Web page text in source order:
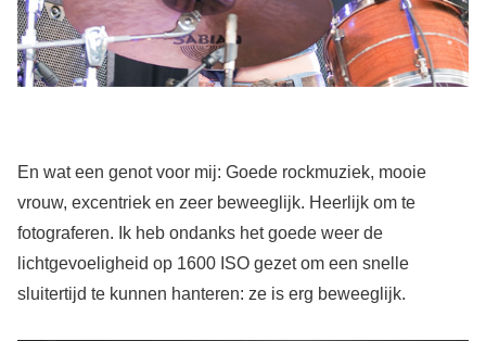
En wat een genot voor mij: Goede rockmuziek, mooie
vrouw, excentriek en zeer beweeglijk. Heerlijk om te
fotograferen. Ik heb ondanks het goede weer de
lichtgevoeligheid op 1600 ISO gezet om een snelle
sluitertijd te kunnen hanteren: ze is erg beweeglijk.